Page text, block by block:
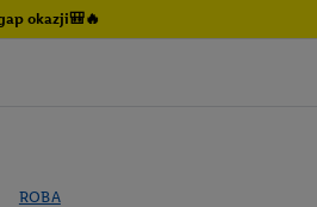
okazji🎒🔥
ROBA